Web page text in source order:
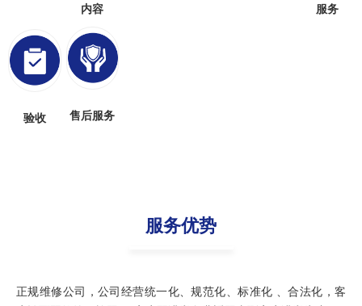
内容
服务
验收 售后服务
正规维修公司，公司经营统一化、规范化、标准化 、合法化，客
服务优势